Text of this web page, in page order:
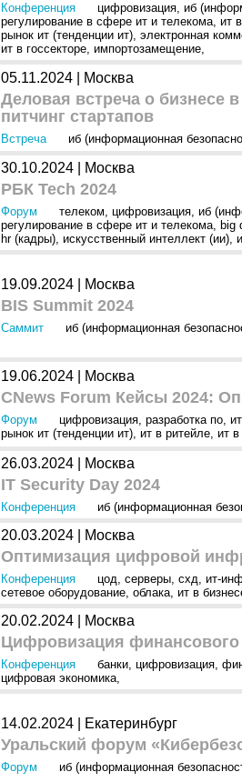
Конференция цифровизация, иб
регулирование в сфере ит и телекома, ит
рынок ит (тенденции ит), электронная
ит в госсекторе, импортозамещение,
05.11.2024 | Москва
Деловая встреча о бизнесе
питчинг стартапов
Встреча иб (информационная
30.10.2024 | Москва
РБК Tech 2024
Форум телеком, цифровизация, иб
регулирование в сфере ит и телекома, big
hr (кадры), искусственный интеллект (ии),
19.09.2024 | Москва
BIS Summit 2024
Саммит иб (информационная
19.06.2024 | Москва
CNews Forum Кейсы 2024:
Форум цифровизация, разработка по,
рынок ит (тенденции ит), ит в ритейле, ит в
26.03.2024 | Москва
IT Security Day 2024
Конференция иб (информационная
20.03.2024 | Москва
Оптимизация цифровой
Конференция цод, серверы, схд, ит-
сетевое оборудование, облака, ит в
20.02.2024 | Москва
Цифровизация финансового
Конференция банки, цифровизация,
цифровая экономика,
14.02.2024 | Екатеринбург
Уральский форум
Форум иб (информационная